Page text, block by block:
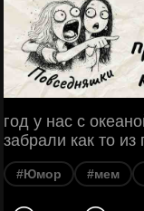
год у нас с
забрали как то из
#Юмор #мем